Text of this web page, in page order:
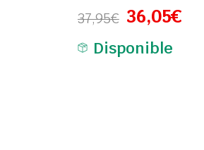
37,95€ 36,05€
Disponible